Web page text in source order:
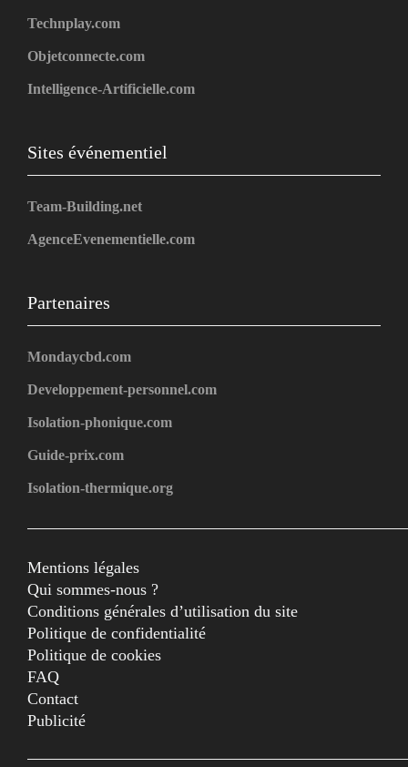
Technplay.com
Objetconnecte.com
Intelligence-Artificielle.com
Sites événementiel
Team-Building.net
AgenceEvenementielle.com
Partenaires
Mondaycbd.com
Developpement-personnel.com
Isolation-phonique.com
Guide-prix.com
Isolation-thermique.org
Mentions légales
Qui sommes-nous ?
Conditions générales d’utilisation du site
Politique de confidentialité
Politique de cookies
FAQ
Contact
Publicité